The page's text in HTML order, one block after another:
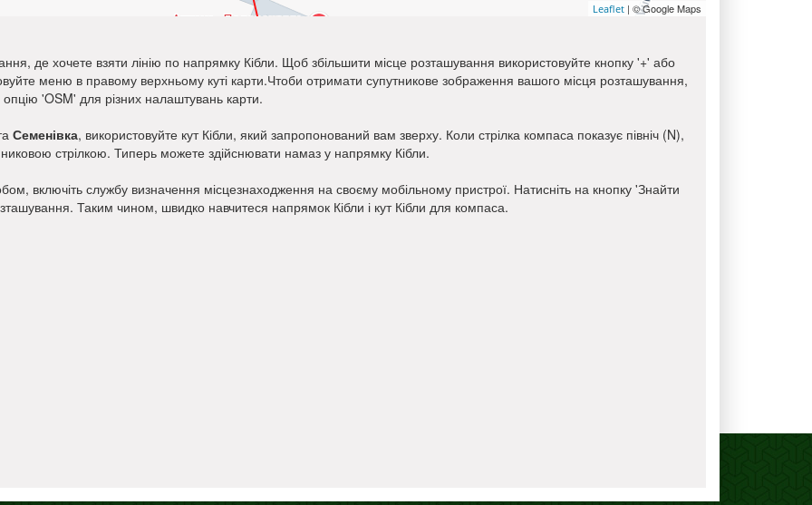
Leaflet | © Google Maps
де хочете взяти лінію по напрямку Кібли. Щоб збільшити місце розташування використовуйте кнопку '+' або
меню в правому верхньому куті карти.Чтоби отримати супутникове зображення вашого місця розташування,
'OSM' для різних налаштувань карти.
Семенівка, використовуйте кут Кібли, який запропонований вам зверху. Коли стрілка компаса показує північ (N),
стрілкою. Типерь можете здійснювати намаз у напрямку Кібли.
включіть службу визначення місцезнаходження на своєму мобільному пристрої. Натисніть на кнопку 'Знайти
Таким чином, швидко навчитеся напрямок Кібли і кут Кібли для компаса.